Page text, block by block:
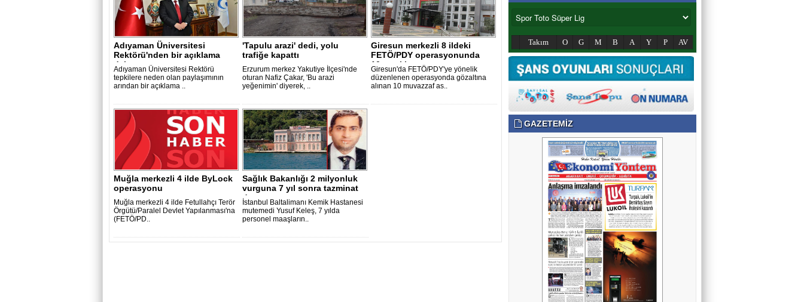
Takım O G M B A Y P AV
GAZETEMİZ
Adıyaman Üniversitesi
Rektörü'nden bir açıklama
daha
Adıyaman Üniversitesi Rektörü
tepkilere neden olan paylaşımının
arından bir açıklama ..
'Tapulu arazi' dedi, yolu
trafiğe kapattı
Erzurum merkez Yakutiye İlçesi'nde
oturan Nafiz Çakar, 'Bu arazi
yeğenimin' diyerek, ..
Giresun merkezli 8 ildeki
FETÖ/PDY operasyonunda
10 tutuklam..
Giresun'da FETÖ/PDY'ye yönelik
düzenlenen operasyonda gözaltına
alınan 10 muvazzaf as..
Muğla merkezli 4 ilde ByLock
operasyonu
Muğla merkezli 4 ilde Fetullahçı Terör
Örgütü/Paralel Devlet Yapılanması'na
(FETÖ/PD..
Sağlık Bakanlığı 2 milyonluk
vurguna 7 yıl sonra tazminat
da..
İstanbul Baltalimanı Kemik Hastanesi
mutemedi Yusuf Keleş, 7 yılda
personel maaşların..